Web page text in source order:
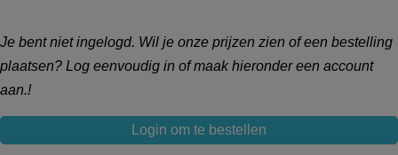
Je bent niet ingelogd. Wil je onze prijzen zien of een bestelling
plaatsen? Log eenvoudig in of maak hieronder een account
aan.!
Login om te bestellen